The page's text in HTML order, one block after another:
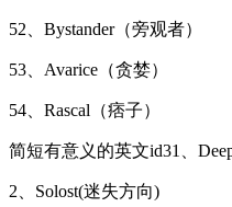
52、Bystander（旁观者）
53、Avarice（贪婪）
54、Rascal（痞子）
简短有意义的英文id31、
2、Solost(迷失方向)